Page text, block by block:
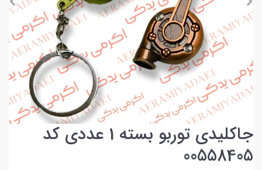
جاکلیدی توربو بسته 1 عددی کد
00558405